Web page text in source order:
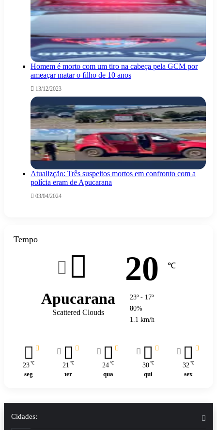
Homem é morto com um tiro na cabeça pela GCM por
ameaçar matar o filho de 10 anos
13/12/2023
Atualizção: Três suspeitos mortos em confronto com a
polícia eram de Apucarana
03/04/2024
Tempo
Apucarana
Scattered Clouds
20 ℃
23º - 17º
80%
1.1 km/h
23 ℃
seg
21 ℃
ter
24 ℃
qua
30 ℃
qui
32 ℃
sex
Cidades: